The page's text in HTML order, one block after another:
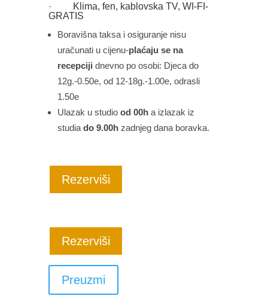
· Klima, fen, kablovska TV, WI-FI-
GRATIS
Boravišna taksa i osiguranje nisu
uračunati u cijenu-plaćaju se na
recepciji dnevno po osobi: Djeca do
12g.-0.50e, od 12-18g.-1.00e, odrasli
1.50e
Ulazak u studio od 00h a izlazak iz
studia do 9.00h zadnjeg dana boravka.
Rezerviši
Rezerviši
Preuzmi